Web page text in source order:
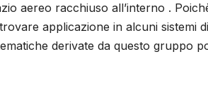
aereo racchiuso all’interno .
applicazione in alcuni sistemi di
derivate da questo gruppo